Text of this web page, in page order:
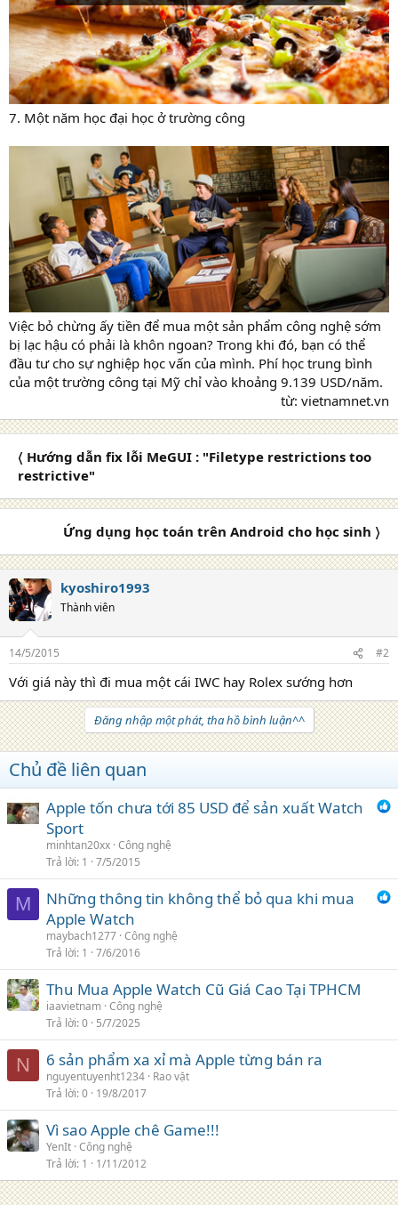
7. Một năm học đại học ở trường công
Việc bỏ chừng ấy tiền để mua một sản phẩm công nghệ sớm
bị lạc hậu có phải là khôn ngoan? Trong khi đó, bạn có thể
đầu tư cho sự nghiệp học vấn của mình. Phí học trung bình
của một trường công tại Mỹ chỉ vào khoảng 9.139 USD/năm.
từ: vietnamnet.vn​
〈 Hướng dẫn fix lỗi MeGUI : "Filetype restrictions too
restrictive"
Ứng dụng học toán trên Android cho học sinh 〉
kyoshiro1993
Thành viên
14/5/2015 #2
Với giá này thì đi mua một cái IWC hay Rolex sướng hơn
Đăng nhập một phát, tha hồ bình luận^^
Chủ đề liên quan
Apple tốn chưa tới 85 USD để sản xuất Watch
Sport
minhtan20xx Công nghệ
Trả lời 1 7/5/2015
M
Những thông tin không thể bỏ qua khi mua
Apple Watch
maybach1277 Công nghệ
Trả lời 1 7/6/2016
Thu Mua Apple Watch Cũ Giá Cao Tại TPHCM
iaavietnam Công nghệ
Trả lời 0 5/7/2025
N 6 sản phẩm xa xỉ mà Apple từng bán ra
nguyentuyenht1234 Rao vặt
Trả lời 0 19/8/2017
Vì sao Apple chê Game!!!
YenIt Công nghệ
Trả lời 1 1/11/2012